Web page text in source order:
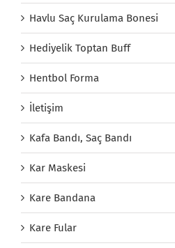
Havlu Saç Kurulama Bonesi
Hediyelik Toptan Buff
Hentbol Forma
İletişim
Kafa Bandı, Saç Bandı
Kar Maskesi
Kare Bandana
Kare Fular